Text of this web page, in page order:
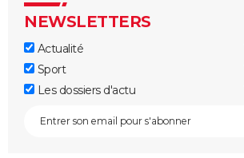
NEWSLETTERS
Actualité
Sport
Les dossiers d'actu